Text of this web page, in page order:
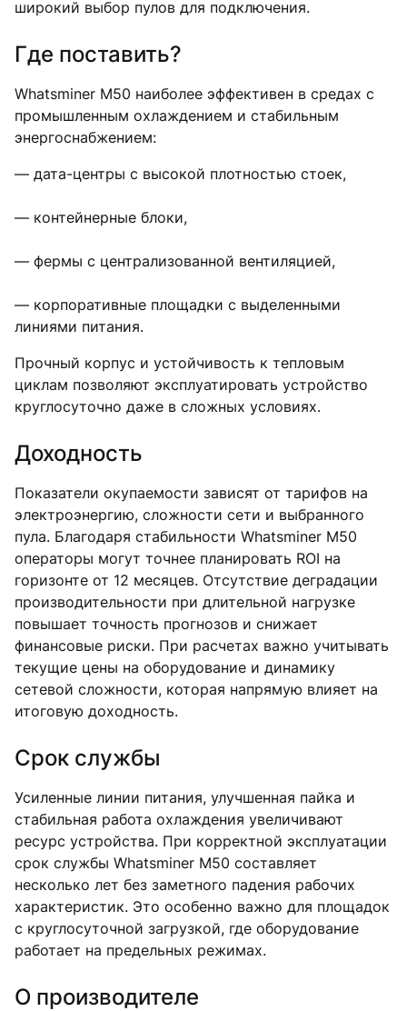
широкий выбор пулов для подключения.
Где поставить?
Whatsminer M50 наиболее эффективен в средах с
промышленным охлаждением и стабильным
энергоснабжением:
— дата-центры с высокой плотностью стоек,
— контейнерные блоки,
— фермы с централизованной вентиляцией,
— корпоративные площадки с выделенными
линиями питания.
Прочный корпус и устойчивость к тепловым
циклам позволяют эксплуатировать устройство
круглосуточно даже в сложных условиях.
Доходность
Показатели окупаемости зависят от тарифов на
электроэнергию, сложности сети и выбранного
пула. Благодаря стабильности Whatsminer M50
операторы могут точнее планировать ROI на
горизонте от 12 месяцев. Отсутствие деградации
производительности при длительной нагрузке
повышает точность прогнозов и снижает
финансовые риски. При расчетах важно учитывать
текущие цены на оборудование и динамику
сетевой сложности, которая напрямую влияет на
итоговую доходность.
Срок службы
Усиленные линии питания, улучшенная пайка и
стабильная работа охлаждения увеличивают
ресурс устройства. При корректной эксплуатации
срок службы Whatsminer M50 составляет
несколько лет без заметного падения рабочих
характеристик. Это особенно важно для площадок
с круглосуточной загрузкой, где оборудование
работает на предельных режимах.
О производителе